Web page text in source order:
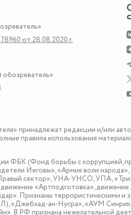
от 28.08.2020 г.
обозреватель»
принадлежат редакции и/или
правила использования
ФБК (Фонд борьбы с коррупцией,
Иеговы», «Армия воли народа»,
сектор», УНА-УНСО, УПА,
«Артподготовка»,
Признаны террористическими и
«Джебхад-ан-Нусра», «АУМ
В РФ признана нежелательной